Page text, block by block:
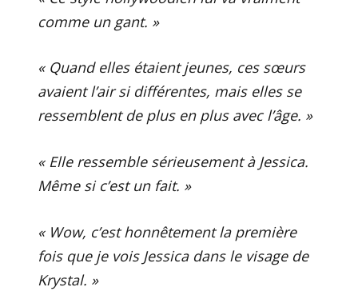
comme un gant. »
« Quand elles étaient jeunes, ces sœurs
avaient l’air si différentes, mais elles se
ressemblent de plus en plus avec l’âge. »
« Elle ressemble sérieusement à Jessica.
Même si c’est un fait. »
« Wow, c’est honnêtement la première
fois que je vois Jessica dans le visage de
Krystal. »